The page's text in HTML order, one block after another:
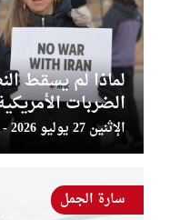
لماذا لم يسقط
الضربات
الإثنين 27 يوليو 2026 - 17:22:04
سارة الجمل